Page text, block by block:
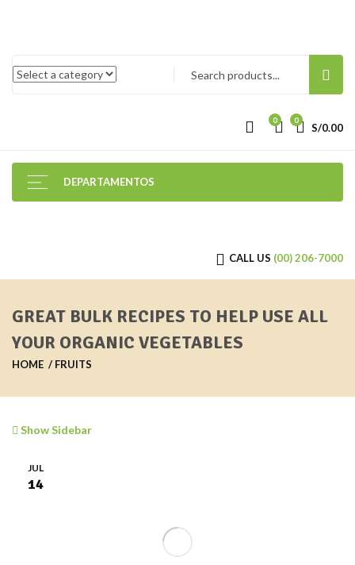
0
S/0.00
0
DEPARTAMENTOS
CALL US (00) 206-7000
GREAT BULK RECIPES TO HELP USE ALL
YOUR ORGANIC VEGETABLES
HOME FRUITS
Show Sidebar
JUL
14